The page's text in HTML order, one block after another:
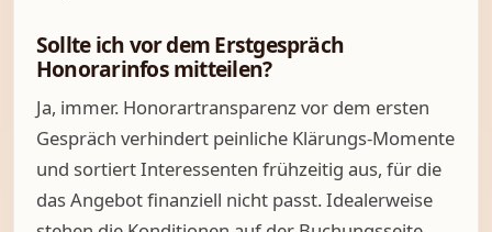
Sollte ich vor dem Erstgespräch
Honorarinfos mitteilen?
Ja, immer. Honorartransparenz vor dem ersten
Gespräch verhindert peinliche Klärungs-Momente
und sortiert Interessenten frühzeitig aus, für die
das Angebot finanziell nicht passt. Idealerweise